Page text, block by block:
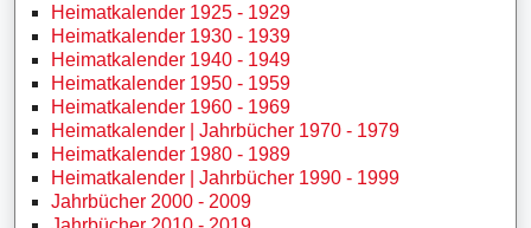
Heimatkalender 1925 - 1929
Heimatkalender 1930 - 1939
Heimatkalender 1940 - 1949
Heimatkalender 1950 - 1959
Heimatkalender 1960 - 1969
Heimatkalender | Jahrbücher 1970 - 1979
Heimatkalender 1980 - 1989
Heimatkalender | Jahrbücher 1990 - 1999
Jahrbücher 2000 - 2009